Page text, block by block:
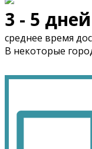
3 - 5 дней
cреднее время
В некоторые